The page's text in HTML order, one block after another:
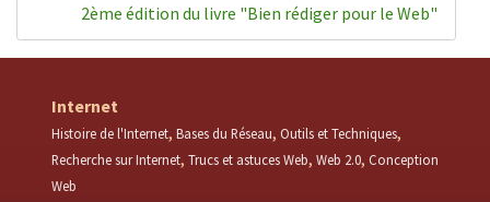
2ème édition du livre "Bien rédiger pour le Web"
Internet
Histoire de l'Internet Bases du Réseau Outils et Techniques
Recherche sur Internet Trucs et astuces Web Web 2.0 Conception
Web